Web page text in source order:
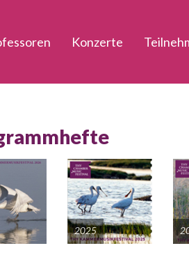
Konzerte
2025